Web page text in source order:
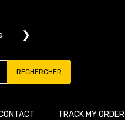
❯
RECHERCHER
TRACK MY ORDER